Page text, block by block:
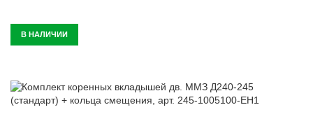
Гарантии
Автомобили
В НАЛИЧИИ